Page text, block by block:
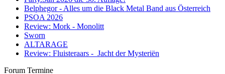
Belphegor - Alles um die Black Metal Band aus Österreich
PSOA 2026
Review: Mork - Monolitt
Sworn
ALTARAGE
Review: Fluisteraars - Jacht der Mysteriën
Forum Termine